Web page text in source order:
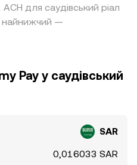
для саудівський ріал
найнижчий —
Pay у саудівський
SAR
0,016033 SAR